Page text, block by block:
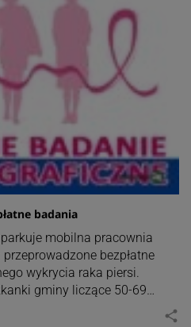
badania
mobilna pracownia
bezpłatne
wykrycia raka piersi.
gminy liczące 50-69…
share